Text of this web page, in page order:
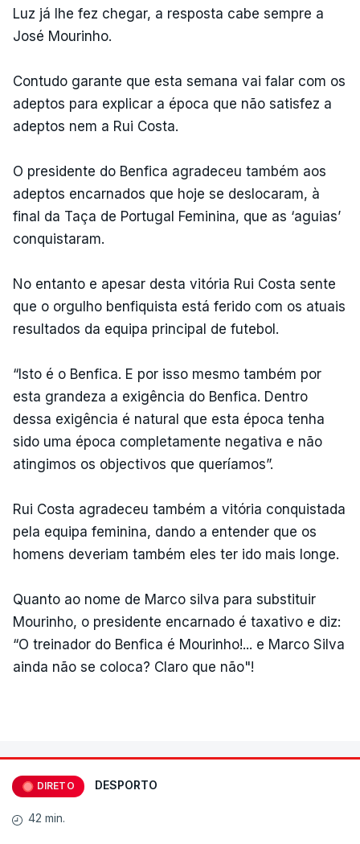
Luz já lhe fez chegar, a resposta cabe sempre a
José Mourinho.
Contudo garante que esta semana vai falar com os
adeptos para explicar a época que não satisfez a
adeptos nem a Rui Costa.
O presidente do Benfica agradeceu também aos
adeptos encarnados que hoje se deslocaram, à
final da Taça de Portugal Feminina, que as ‘aguias’
conquistaram.
No entanto e apesar desta vitória Rui Costa sente
que o orgulho benfiquista está ferido com os atuais
resultados da equipa principal de futebol.
“Isto é o Benfica. E por isso mesmo também por
esta grandeza a exigência do Benfica. Dentro
dessa exigência é natural que esta época tenha
sido uma época completamente negativa e não
atingimos os objectivos que queríamos”.
Rui Costa agradeceu também a vitória conquistada
pela equipa feminina, dando a entender que os
homens deveriam também eles ter ido mais longe.
Quanto ao nome de Marco silva para substituir
Mourinho, o presidente encarnado é taxativo e diz:
“O treinador do Benfica é Mourinho!... e Marco Silva
ainda não se coloca? Claro que não"!
DIRETO DESPORTO
42 min.